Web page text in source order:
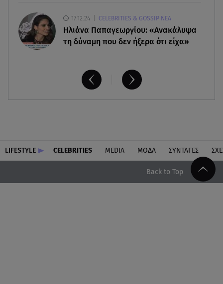
17.12.24 CELEBRITIES & GOSSIP ΝΕΑ
Ηλιάνα Παπαγεωργίου: «Ανακάλυψα
τη δύναμη που δεν ήξερα ότι είχα»
LIFESTYLE CELEBRITIES MEDIA ΜΟΔΑ ΣΥΝΤΑΓΕΣ
Back to Top